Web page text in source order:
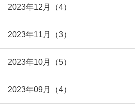
2023年12月（4）
2023年11月（3）
2023年10月（5）
2023年09月（4）